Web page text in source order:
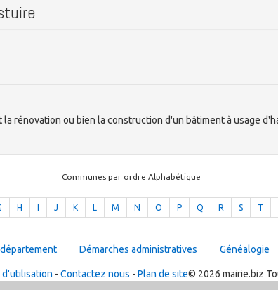
rénovation ou bien la construction d'un bâtiment à usage
Communes par ordre Alphabétique
H I J K L M N O P Q R S T
Démarches administratives Généalogie
d'utilisation - Contactez nous - Plan de site© 2026 mairie.biz